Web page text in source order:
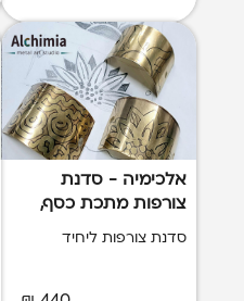
אלכימיה - סדנת
צורפות מתכת כסף,
פליז ונחושת ליחיד
סדנת צורפות ליחיד